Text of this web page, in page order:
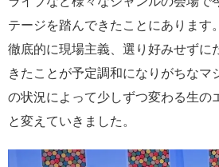
テージを踏んできたことにあります。
徹底的に現場主義、選り好みせずに
きたことが予定調和になりがちなマ
の状況によって少しずつ変わる生の
と変えていきました。